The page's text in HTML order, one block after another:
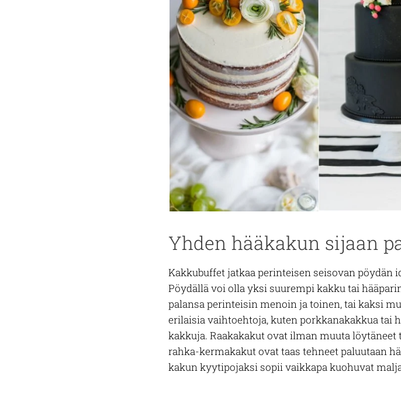
Yhden hääkakun sijaan
Kakkubuffet jatkaa perinteisen seisovan pöydän
Pöydällä voi olla yksi suurempi kakku tai
palansa perinteisin menoin ja toinen, tai kaksi
erilaisia vaihtoehtoja, kuten porkkanakakkua tai
kakkuja. Raakakakut ovat ilman muuta
rahka-kermakakut ovat taas tehneet paluutaan
kakun kyytipojaksi sopii vaikkapa kuohuvat